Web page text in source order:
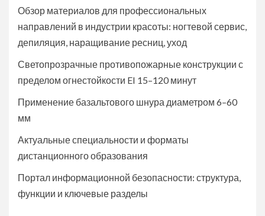
Обзор материалов для профессиональных
направлений в индустрии красоты: ногтевой сервис,
депиляция, наращивание ресниц, уход
Светопрозрачные противопожарные конструкции с
пределом огнестойкости EI 15–120 минут
Применение базальтового шнура диаметром 6–60
мм
Актуальные специальности и форматы
дистанционного образования
Портал информационной безопасности: структура,
функции и ключевые разделы